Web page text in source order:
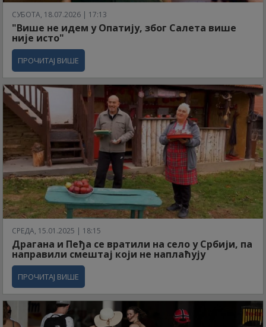
СУБОТА, 18.07.2026 | 17:13
"Више не идем у Опатију, због Салета више
није исто"
ПРОЧИТАЈ ВИШЕ
СРЕДА, 15.01.2025 | 18:15
Драгана и Пеђа се вратили на село у Србији, па
направили смештај који не наплаћују
ПРОЧИТАЈ ВИШЕ